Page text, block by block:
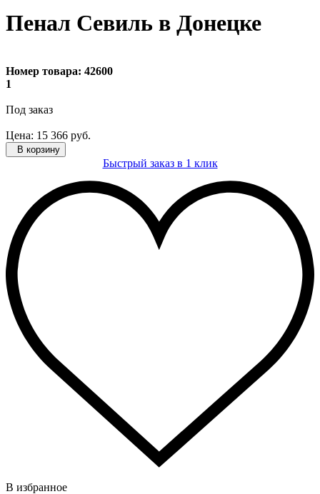
Пенал Севиль в Донецке
Номер товара: 42600
1
Под заказ
Цена: 15 366 руб.
В корзину
Быстрый заказ в 1 клик
В избранное